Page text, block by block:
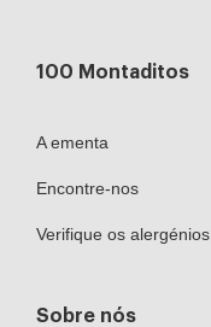
100 Montaditos
A ementa
Encontre-nos
Verifique os alergénios
Sobre nós